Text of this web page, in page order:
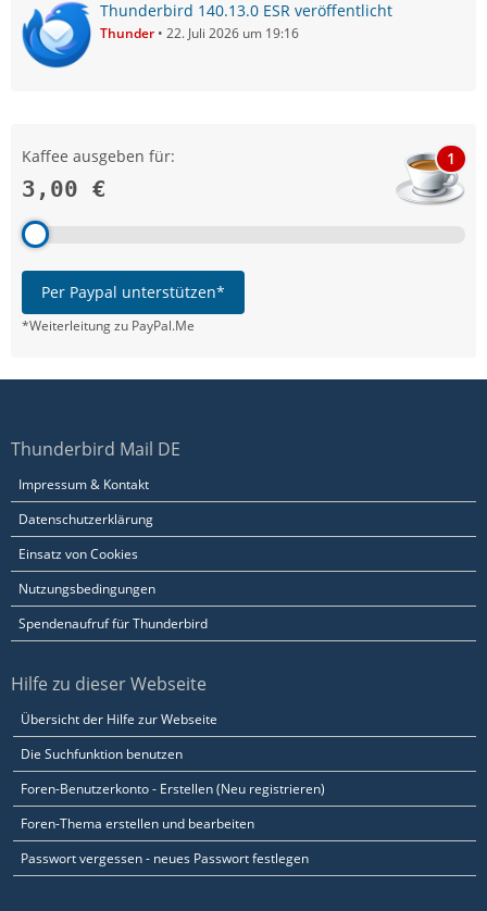
Thunderbird 140.13.0 ESR veröffentlicht
Thunder 22. Juli 2026 um 19:16
Kaffee ausgeben für:
3,00 €
1
Per Paypal unterstützen*
*Weiterleitung zu PayPal.Me
Thunderbird Mail DE
Impressum & Kontakt
Datenschutzerklärung
Einsatz von Cookies
Nutzungsbedingungen
Spendenaufruf für Thunderbird
Hilfe zu dieser Webseite
Übersicht der Hilfe zur Webseite
Die Suchfunktion benutzen
Foren-Benutzerkonto - Erstellen (Neu registrieren)
Foren-Thema erstellen und bearbeiten
Passwort vergessen - neues Passwort festlegen